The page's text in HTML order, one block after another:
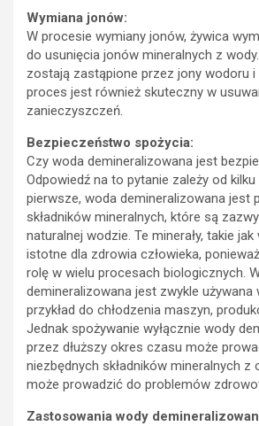
Wymiana jonów:
W procesie wymiany jonów, żywica
do usunięcia jonów mineralnych z
zostają zastąpione przez jony wodoru i
proces jest również skuteczny w
zanieczyszczeń.
Bezpieczeństwo spożycia:
Czy woda demineralizowana jest
Odpowiedź na to pytanie zależy od
pierwsze, woda demineralizowana jest
składników mineralnych, które są
naturalnej wodzie. Te minerały, takie
istotne dla zdrowia człowieka,
rolę w wielu procesach biologicznych.
demineralizowana jest zwykle używana
przykład do chłodzenia maszyn,
Jednak spożywanie wyłącznie wody
przez dłuższy okres czasu może
niezbędnych składników mineralnych z
może prowadzić do problemów
Zastosowania wody